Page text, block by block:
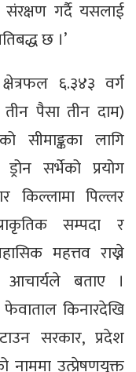
गर्दै यसलाई
छ ।’
६.३४३ वर्ग
पैसा तीन दाम)
लागि
सर्भेको प्रयोग
किल्लामा पिल्लर
सम्पदा र
महत्तव राख्ने
आचार्यले बताए ।
किनारदेखि
सरकार, प्रदेश
नाममा उत्प्रेषणयुक्त